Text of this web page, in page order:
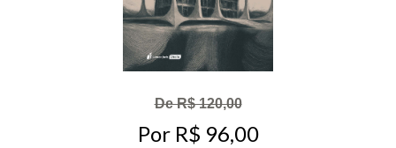
De R$ 120,00
Por R$ 96,00